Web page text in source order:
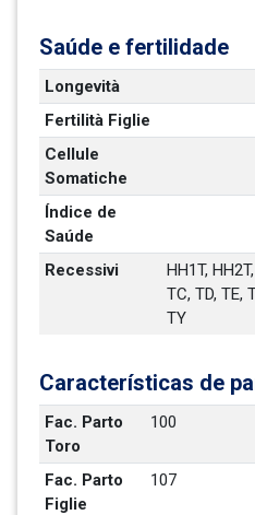
Saúde e fertilidade
Longevità
Fertilità Figlie
Cellule
Somatiche
Índice de
Saúde
Recessivi
HH1T,
TC, TD, TE,
TY
Características de
Fac. Parto
Toro
100
Fac. Parto
Figlie
107